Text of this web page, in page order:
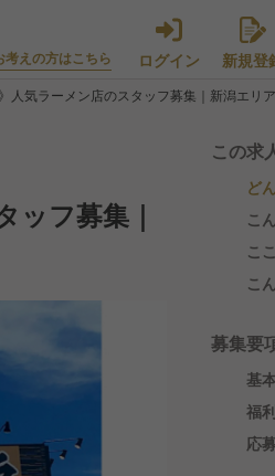
えの方はこちら ログイン 新規登
人気ラーメン店のスタッフ募集｜新潟エリア
ッフ募集｜
この求
ど
こ
こ
こ
募集要
基
福
応